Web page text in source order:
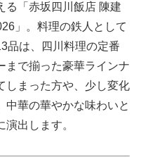
る「赤坂四川飯店 陳建
」。料理の鉄人として
品は、四川料理の定番
まで揃った豪華ラインナ
しまった方や、少し変化
中華の華やかな味わいと
出します。